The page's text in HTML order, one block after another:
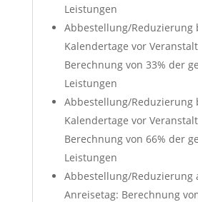
Leistungen
Abbestellung/Reduzierung
Kalendertage vor
Berechnung von 33% der
Leistungen
Abbestellung/Reduzierung
Kalendertage vor
Berechnung von 66% der
Leistungen
Abbestellung/Reduzierung
Anreisetag: Berechnung